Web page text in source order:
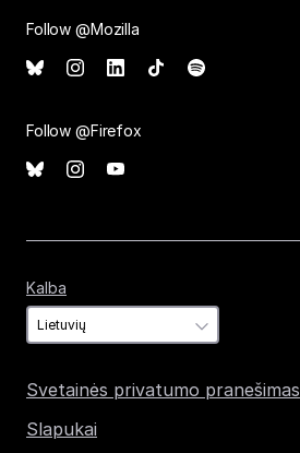
Follow @Mozilla
Follow @Firefox
Kalba
Svetainės privatumo pranešimas
Slapukai